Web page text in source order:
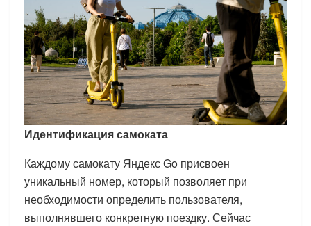
Идентификация самоката
Каждому самокату Яндекс Go присвоен
уникальный номер, который позволяет при
необходимости определить пользователя,
выполнявшего конкретную поездку. Сейчас